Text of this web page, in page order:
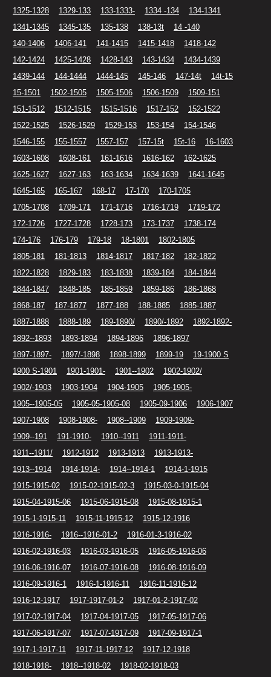
1325-1328
1329-133 133-1333- 1334 -134
134-1341
1341-1345
1345-135 135-138 138-13t
14 -140
140-1406
1406-141 141-1415 1415-1418
1418-142
142-1424
1425-1428 1428-143 143-1434
1434-1439
1439-144
144-1444 1444-145 145-146 147-14t
14t-15
15-1501
1502-1505 1505-1506 1506-1509
1509-151
151-1512
1512-1515 1515-1516 1517-152
152-1522
1522-1525
1526-1529 1529-153 153-154
154-1546
1546-155
155-1557 1557-157 157-15t 15t-16
16-1603
1603-1608
1608-161 161-1616 1616-162
162-1625
1625-1627
1627-163 163-1634 1634-1639
1641-1645
1645-165
165-167 168-17 17-170
170-1705
1705-1708
1709-171 171-1716 1716-1719
1719-172
172-1726
1727-1728 1728-173 173-1737
1738-174
174-176
176-179 179-18 18-1801
1802-1805
1805-181
181-1813 1814-1817 1817-182
182-1822
1822-1828
1829-183 183-1838 1839-184
184-1844
1844-1847
1848-185 185-1859 1859-186
186-1868
1868-187
187-1877 1877-188 188-1885
1885-1887
1887-1888
1888-189 189-1890/ 1890/-1892
1892-1892-
1892--1893
1893-1894 1894-1896
1896-1897
1897-1897-
1897/-1898 1898-1899 1899-19
19-1900 S
1900 S-1901
1901-1901- 1901--1902
1902-1902/
1902/-1903
1903-1904 1904-1905
1905-1905-
1905--1905-05
1905-05-1905-08 1905-09-1906
1906-1907
1907-1908
1908-1908- 1908--1909
1909-1909-
1909--191
191-1910- 1910--1911
1911-1911-
1911--1911/
1912-1912 1913-1913
1913-1913-
1913--1914
1914-1914- 1914--1914-1
1914-1-1915
1915-1915-02
1915-02-1915-02-3
1915-03-0-1915-04
1915-04-1915-06
1915-06-1915-08
1915-08-1915-1
1915-1-1915-11
1915-11-1915-12
1915-12-1916
1916-1916-
1916--1916-01-2
1916-01-3-1916-02
1916-02-1916-03
1916-03-1916-05
1916-05-1916-06
1916-06-1916-07
1916-07-1916-08
1916-08-1916-09
1916-09-1916-1
1916-1-1916-11
1916-11-1916-12
1916-12-1917
1917-1917-01-2
1917-01-2-1917-02
1917-02-1917-04
1917-04-1917-05
1917-05-1917-06
1917-06-1917-07
1917-07-1917-09
1917-09-1917-1
1917-1-1917-11
1917-11-1917-12
1917-12-1918
1918-1918-
1918--1918-02
1918-02-1918-03